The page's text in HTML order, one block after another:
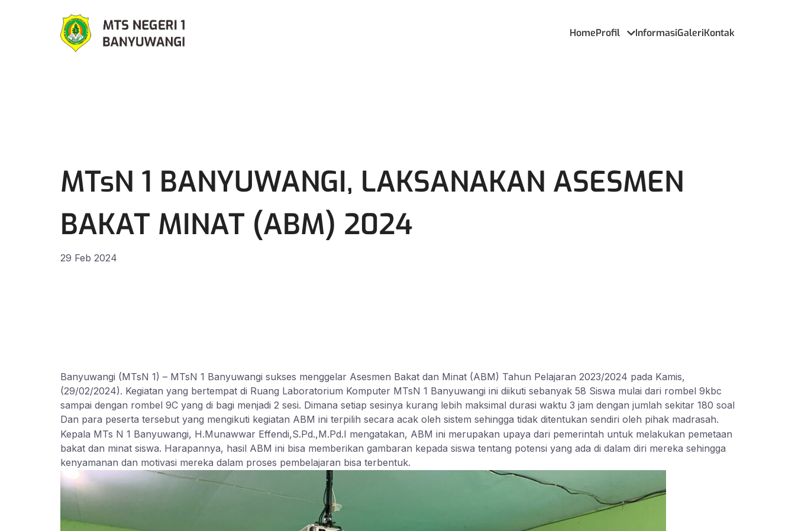
HomeProfil InformasiGaleriKontak
MTsN 1 BANYUWANGI, LAKSANAKAN ASESMEN
BAKAT MINAT (ABM) 2024
29 Feb 2024
Banyuwangi (MTsN 1) – MTsN 1 Banyuwangi sukses menggelar Asesmen Bakat dan Minat (ABM) Tahun Pelajaran 2023/2024 pada Kamis,
(29/02/2024). Kegiatan yang bertempat di Ruang Laboratorium Komputer MTsN 1 Banyuwangi ini diikuti sebanyak 58 Siswa mulai dari rombel 9kbc
sampai dengan rombel 9C yang di bagi menjadi 2 sesi. Dimana setiap sesinya kurang lebih maksimal durasi waktu 3 jam dengan jumlah sekitar 180 soal
Dan para peserta tersebut yang mengikuti kegiatan ABM ini terpilih secara acak oleh sistem sehingga tidak ditentukan sendiri oleh pihak madrasah.
Kepala MTs N 1 Banyuwangi, H.Munawwar Effendi,S.Pd.,M.Pd.I mengatakan, ABM ini merupakan upaya dari pemerintah untuk melakukan pemetaan
bakat dan minat siswa. Harapannya, hasil ABM ini bisa memberikan gambaran kepada siswa tentang potensi yang ada di dalam diri mereka sehingga
kenyamanan dan motivasi mereka dalam proses pembelajaran bisa terbentuk.